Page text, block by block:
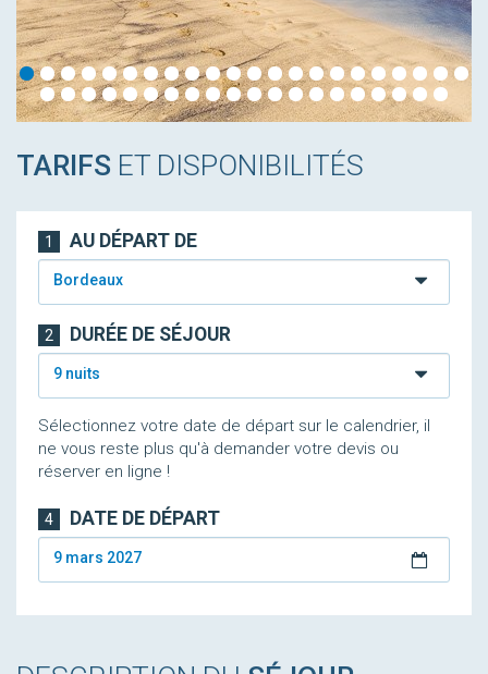
TARIFS ET DISPONIBILITÉS
1 AU DÉPART DE
Bordeaux
2 DURÉE DE SÉJOUR
9 nuits
Sélectionnez votre date de départ sur le calendrier, il
ne vous reste plus qu'à demander votre devis ou
réserver en ligne !
4 DATE DE DÉPART
9 mars 2027